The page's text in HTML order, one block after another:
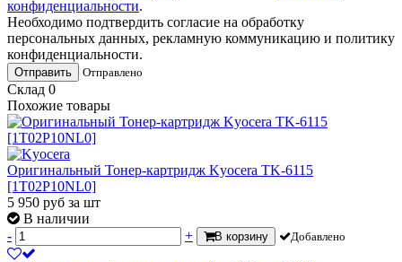
конфиденциальности.
Необходимо подтвердить согласие на обработку
персональных данных, рекламную коммуникацию и политику
конфиденциальности.
Отправить Отправлено
Склад 0
Похожие товары
Оригинальный Тонер-картридж Kyocera TK-6115
[1T02P10NL0]
5 950 руб за шт
В наличии
-
+ В корзину Добавлено